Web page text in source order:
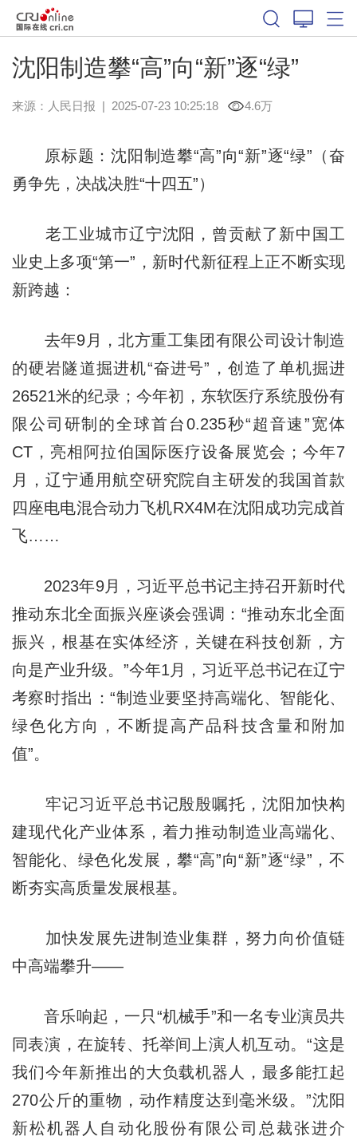
沈阳制造攀“高”向“新”逐“绿”
来源： 人民日报 | 2025-07-23 10:25:18 4.6万
原标题：沈阳制造攀“高”向“新”逐“绿”（奋
勇争先，决战决胜“十四五”）
老工业城市辽宁沈阳，曾贡献了新中国工
业史上多项“第一”，新时代新征程上正不断实现
新跨越：
去年9月，北方重工集团有限公司设计制造
的硬岩隧道掘进机“奋进号”，创造了单机掘进
26521米的纪录；今年初，东软医疗系统股份有
限公司研制的全球首台0.235秒“超音速”宽体
CT，亮相阿拉伯国际医疗设备展览会；今年7
月，辽宁通用航空研究院自主研发的我国首款
四座电电混合动力飞机RX4M在沈阳成功完成首
飞……
2023年9月，习近平总书记主持召开新时代
推动东北全面振兴座谈会强调：“推动东北全面
振兴，根基在实体经济，关键在科技创新，方
向是产业升级。”今年1月，习近平总书记在辽宁
考察时指出：“制造业要坚持高端化、智能化、
绿色化方向，不断提高产品科技含量和附加
值”。
牢记习近平总书记殷殷嘱托，沈阳加快构
建现代化产业体系，着力推动制造业高端化、
智能化、绿色化发展，攀“高”向“新”逐“绿”，不
断夯实高质量发展根基。
加快发展先进制造业集群，努力向价值链
中高端攀升——
音乐响起，一只“机械手”和一名专业演员共
同表演，在旋转、托举间上演人机互动。“这是
我们今年新推出的大负载机器人，最多能扛起
270公斤的重物，动作精度达到毫米级。”沈阳
新松机器人自动化股份有限公司总裁张进介